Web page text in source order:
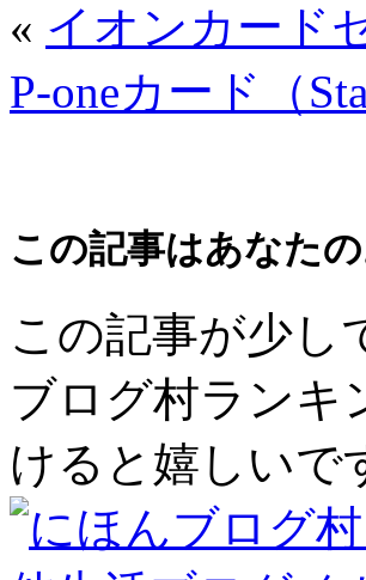
« イオンカード
P-oneカード（
この記事はあなた
この記事が少し
ブログ村ランキ
けると嬉しいで